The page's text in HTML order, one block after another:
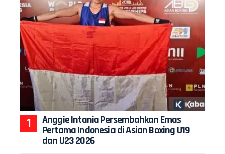
Anggie Intania Persembahkan Emas
Pertama Indonesia di Asian Boxing U19
dan U23 2026